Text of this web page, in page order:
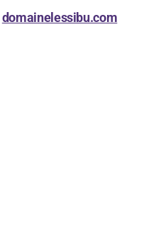
domainelessibu.com